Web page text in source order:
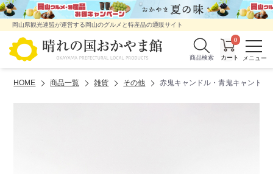
岡山県観光連盟が運営する岡山のグルメと特産品の通販サイト
商品検索
0
HOME 商品一覧 雑貨 その他 赤鬼キャンドル・青鬼キャンドル